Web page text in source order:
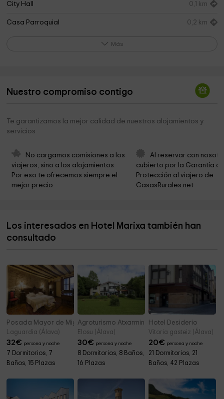
City Hall 0,1 km
Casa Parroquial 0,2 km
Ornitologico Los Molinos Park
Torre Abacial 0,3 km
Villa Lucia
Complejo Lagunar de Laguardia
La Hoyako interpretazio zentroa
Poblado de la Hoya 1,3 km
Iglesia de la Inmaculada Concepción 3,5 km
Más
Nuestro compromiso contigo
Te garantizamos la mejor calidad de nuestros alojamientos y
servicios
No cargamos comisiones a los
viajeros, sino a los alojamientos.
Por eso te ofrecemos siempre el
mejor precio.
Al reservar con
cubierto por la Garantía
Protección al viajero de
CasasRurales.net
Los interesados en Hotel Marixa también han
consultado
Posada Mayor de Migueloa
Laguardia (Álava)
32€ persona y noche
7 Dormitorios, 7
Baños, 15 Plazas
Agroturismo Atxarmin
Elosu (Álava)
30€ persona y noche
8 Dormitorios, 8 Baños,
16 Plazas
Hotel Desiderio
Vitoria gasteiz (Álava)
20€ persona y noche
21 Dormitorios, 21
Baños, 42 Plazas